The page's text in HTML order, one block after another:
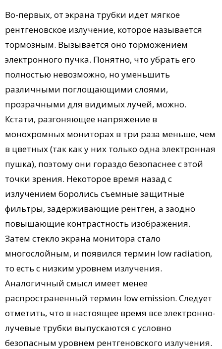
Во-первых, от экрана трубки идет мягкое
рентгеновское излучение, которое называется
тормозным. Вызывается оно торможением
электронного пучка. Понятно, что убрать его
полностью невозможно, но уменьшить
различными поглощающими слоями,
прозрачными для видимых лучей, можно.
Кстати, разгоняющее напряжение в
монохромных мониторах в три раза меньше, чем
в цветных (так как у них только одна электронная
пушка), поэтому они гораздо безопаснее с этой
точки зрения. Некоторое время назад с
излучением боролись съемные защитные
фильтры, задерживающие рентген, а заодно
повышающие контрастность изображения.
Затем стекло экрана монитора стало
многослойным, и появился термин low radiation,
то есть с низким уровнем излучения.
Аналогичный смысл имеет менее
распространенный термин low emission. Следует
отметить, что в настоящее время все электронно-
лучевые трубки выпускаются с условно
безопасным уровнем рентгеновского излучения.